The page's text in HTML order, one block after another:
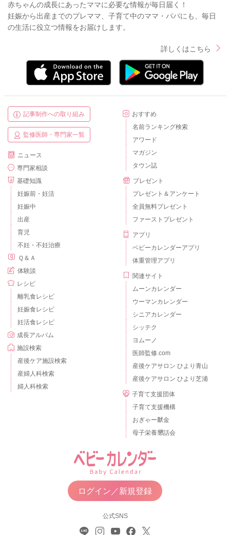
赤ちゃんの成長にあったママに必要な情報が毎日届く！
妊娠から出産までのプレママ、子育て中のママ・パパにも、毎日
の生活に役立つ情報をお届けします。
詳しくはこちら
記事制作への取り組み
監修医師・専門家一覧
ニュース
専門家相談
基礎知識
妊娠前・妊活
妊娠中
出産
育児
不妊・不妊治療
Ｑ＆Ａ
体験談
レシピ
離乳食レシピ
妊娠食レシピ
妊活食レシピ
成長アルバム
施設検索
産後ケア施設検索
産婦人科検索
婦人科検索
おすすめ
名前ランキング検索
アワード
マガジン
タウン誌
プレゼント
プレゼント＆アンケート
全員無料プレゼント
ファーストプレゼント
アプリ
ベビーカレンダーアプリ
体重管理アプリ
関連サイト
ムーンカレンダー
ウーマンカレンダー
シニアカレンダー
シッテク
ヨムーノ
医師監修.com
産後ケアサロン ひより青山
産後ケアサロン ひより芝浦
子育て支援団体
子育て支援機構
おぎゃー献金
母子栄養懇話会
ログイン／新規登録
公式SNS